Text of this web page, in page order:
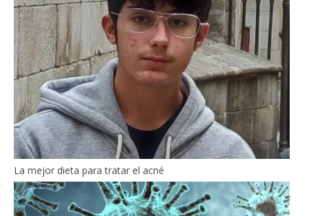
La mejor dieta para tratar el acné